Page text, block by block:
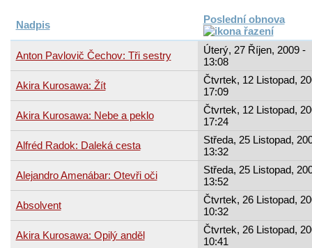
Nadpis Poslední obnova
Anton Pavlovič Čechov: Tři sestry
Úterý, 27 Říjen, 2009 -
13:08
Akira Kurosawa: Žít
Čtvrtek, 12 Listopad,
17:09
Akira Kurosawa: Nebe a peklo
Čtvrtek, 12 Listopad,
17:24
Alfréd Radok: Daleká cesta
Středa, 25 Listopad,
13:32
Alejandro Amenábar: Otevři oči
Středa, 25 Listopad,
13:52
Absolvent
Čtvrtek, 26 Listopad,
10:32
Akira Kurosawa: Opilý anděl
Čtvrtek, 26 Listopad,
10:41